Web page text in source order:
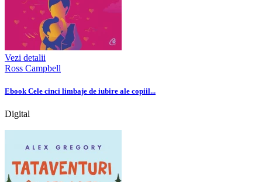
Vezi detalii
Ross Campbell
Ebook Cele cinci limbaje de iubire ale copiil...
Digital